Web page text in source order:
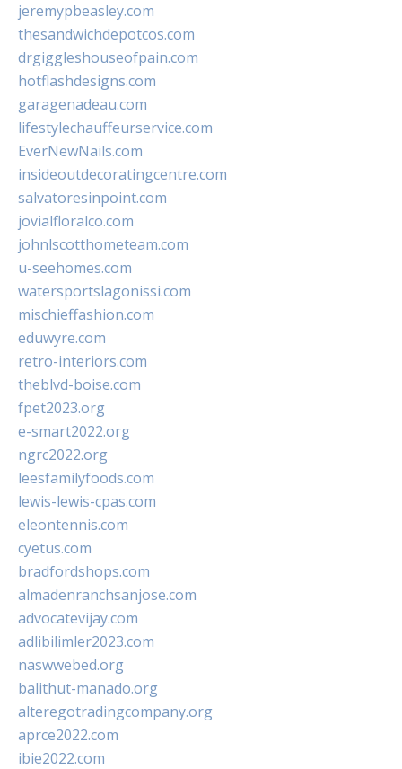
jeremypbeasley.com
thesandwichdepotcos.com
drgiggleshouseofpain.com
hotflashdesigns.com
garagenadeau.com
lifestylechauffeurservice.com
EverNewNails.com
insideoutdecoratingcentre.com
salvatoresinpoint.com
jovialfloralco.com
johnlscotthometeam.com
u-seehomes.com
watersportslagonissi.com
mischieffashion.com
eduwyre.com
retro-interiors.com
theblvd-boise.com
fpet2023.org
e-smart2022.org
ngrc2022.org
leesfamilyfoods.com
lewis-lewis-cpas.com
eleontennis.com
cyetus.com
bradfordshops.com
almadenranchsanjose.com
advocatevijay.com
adlibilimler2023.com
naswwebed.org
balithut-manado.org
alteregotradingcompany.org
aprce2022.com
ibie2022.com